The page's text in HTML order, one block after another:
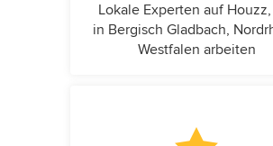
Lokale Experten auf
in Bergisch Gladbach,
Westfalen arbeiten